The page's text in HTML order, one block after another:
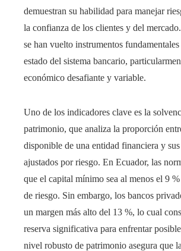
demuestran su habilidad para manejar
la confianza de los clientes y del
se han vuelto instrumentos
estado del sistema bancario,
económico desafiante y variable.
Uno de los indicadores clave es la
patrimonio, que analiza la proporción
disponible de una entidad financiera y
ajustados por riesgo. En Ecuador, las
que el capital mínimo sea al menos el 9
de riesgo. Sin embargo, los bancos
un margen más alto del 13 %, lo cual
reserva significativa para enfrentar
nivel robusto de patrimonio asegura que